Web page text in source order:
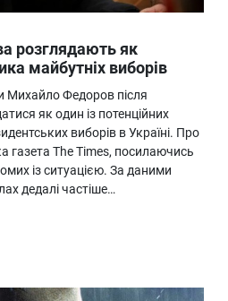
розглядають як
майбутніх виборів
Михайло Федоров після
як один із потенційних
виборів в Україні. Про
газета The Times, посилаючись
із ситуацією. За даними
дедалі частіше…